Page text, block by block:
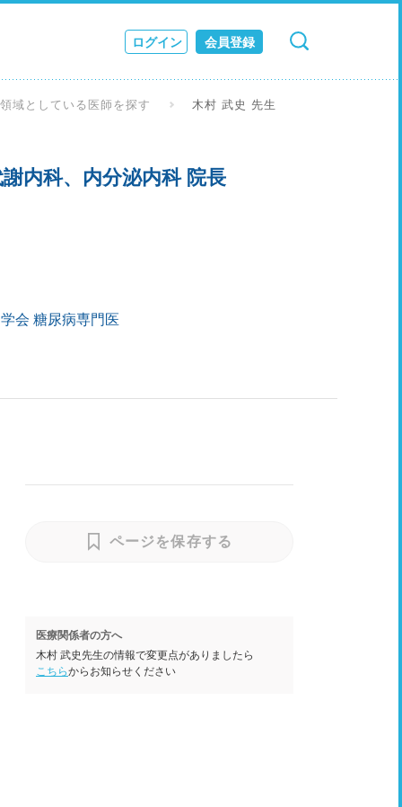
ログイン 会員登録
検索 キャンセル
域としている医師を探す 木村 武史 先生
内科、内分泌内科 院長
会 糖尿病専門医
ページを保存する
医療関係者の方へ
木村 武史先生の情報で変更点がありましたら
こちらからお知らせください